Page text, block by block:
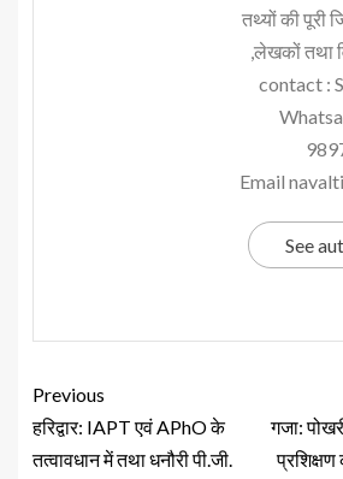
तथ्यों की पूरी
,लेखकों तथा
contact :
Email
See
Previous
हरिद्वार: IAPT एवं APhO के
तत्वावधान में तथा धनौरी पी.जी.
गजा: